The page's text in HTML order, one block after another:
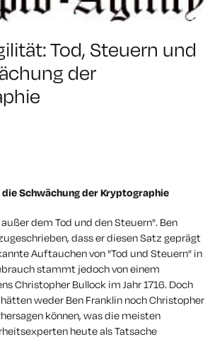
Tod, Steuern und
der
die Schwächung der Kryptographie
dem Tod und den Steuern". Ben
dass er diesen Satz geprägt
Auftauchen von "Tod und Steuern" in
stammt jedoch von einem
Christopher Bullock im Jahr 1716. Doch
weder Ben Franklin noch Christopher
können, was die meisten
heute als Tatsache